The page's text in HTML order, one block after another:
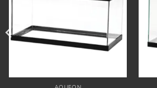
liste
d’envies